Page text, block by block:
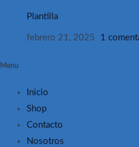
Plantilla
febrero 21, 2025 1
Menu
Inicio
Shop
Contacto
Nosotros